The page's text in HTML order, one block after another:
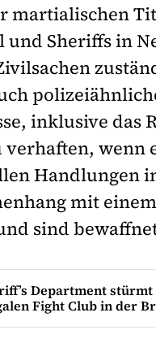
martialischen
und Sheriffs in
inklusive das
verhaften, wenn
Handlungen
mit
sind
Department stürmt
Fight Club in der